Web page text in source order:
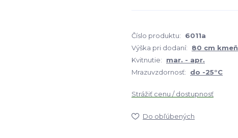
Číslo produktu: 6011a
Výška pri dodaní:
80 cm kmeň
Kvitnutie:
mar. - apr.
Mrazuvzdornosť:
do -25°C
Strážiť cenu / dostupnosť
Do obľúbených